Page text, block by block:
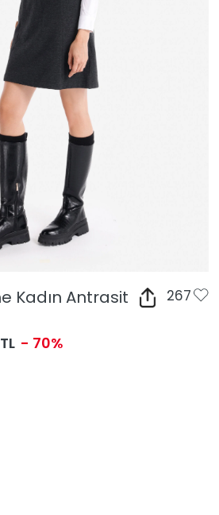
Kadın Antrasit
267
- 70%